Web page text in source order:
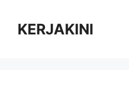
contentKERJAKINI